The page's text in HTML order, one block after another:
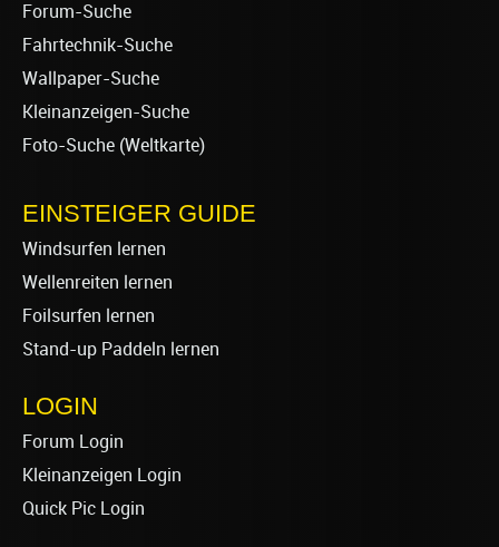
Forum-Suche
Fahrtechnik-Suche
Wallpaper-Suche
Kleinanzeigen-Suche
Foto-Suche (Weltkarte)
EINSTEIGER GUIDE
Windsurfen lernen
Wellenreiten lernen
Foilsurfen lernen
Stand-up Paddeln lernen
LOGIN
Forum Login
Kleinanzeigen Login
Quick Pic Login